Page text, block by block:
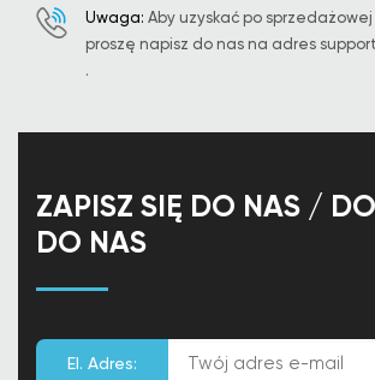
Uwaga: Aby uzyskać po
proszę napisz do nas na adres
.
ZAPISZ SIĘ DO NAS /
DO NAS
El. Adres: